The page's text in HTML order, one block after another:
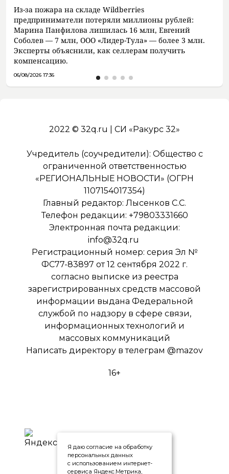
Из-за пожара на складе Wildberries
предприниматели потеряли миллионы рублей:
Марина Панфилова лишилась 16 млн, Евгений
Соболев — 7 млн, ООО «Лидер-Тула» — более 3 млн.
Эксперты объяснили, как селлерам получить
компенсацию.
06/08/2026 17:36
2022 © 32q.ru | СИ «Ракурс 32»
Учредитель (соучредители): Общество с
ограниченной ответственностью
«РЕГИОНАЛЬНЫЕ НОВОСТИ» (ОГРН
1107154017354)
Главный редактор: Лысенков С.С.
Телефон редакции: +79803331660
Электронная почта редакции:
info@32q.ru
Регистрационный номер: серия Эл №
ФС77-83897 от 12 сентября 2022 г.
согласно выписке из реестра
зарегистрированных средств массовой
информации выдана Федеральной
службой по надзору в сфере связи,
информационных технологий и
массовых коммуникаций
Написать директору в телеграм @mazov
16+
Я даю согласие на обработку
персональных данных
с использованием интернет-
сервиса Яндекс.Метрика,